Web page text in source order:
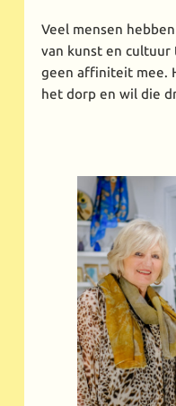
Veel mensen
van kunst en
geen affiniteit mee.
het dorp en wil die